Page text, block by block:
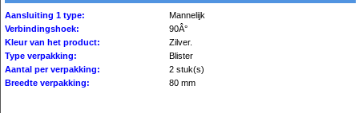
Aansluiting 1 type:
Mannelijk
Verbindingshoek:
90Â°
Kleur van het product:
Zilver.
Type verpakking:
Blister
Aantal per verpakking:
2 stuk(s)
Breedte verpakking:
80 mm